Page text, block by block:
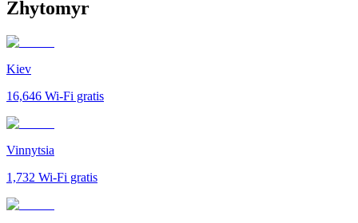
Zhytomyr
Kiev
16,646 Wi-Fi gratis
Vinnytsia
1,732 Wi-Fi gratis